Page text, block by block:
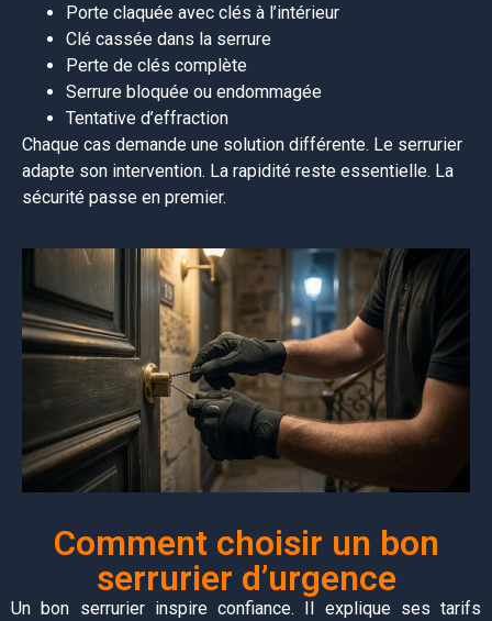
Porte claquée avec clés à l’intérieur
Clé cassée dans la serrure
Perte de clés complète
Serrure bloquée ou endommagée
Tentative d’effraction
Chaque cas demande une solution différente. Le serrurier
adapte son intervention. La rapidité reste essentielle. La
sécurité passe en premier.
Comment choisir un bon
serrurier d’urgence
Un bon serrurier inspire confiance. Il explique ses tarifs